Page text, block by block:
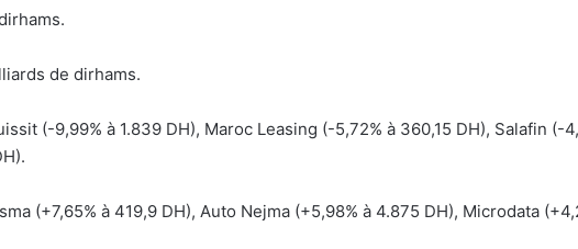
de dirhams.
(-9,99% à 1.839 DH), Maroc Leasing (-5,72% à 360,15 DH), Salafin (-
(+7,65% à 419,9 DH), Auto Nejma (+5,98% à 4.875 DH), Microdata